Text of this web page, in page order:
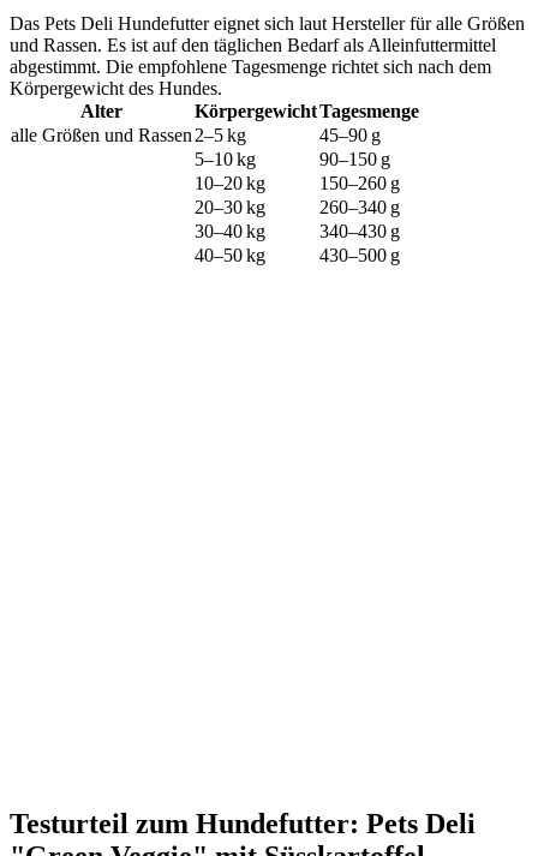
Das Pets Deli Hundefutter eignet sich laut Hersteller für alle Größen
und Rassen. Es ist auf den täglichen Bedarf als Alleinfuttermittel
abgestimmt. Die empfohlene Tagesmenge richtet sich nach dem
Körpergewicht des Hundes.
Alter
KörpergewichtTagesmenge
alle Größen und Rassen 2–5 kg
45–90 g
5–10 kg
90–150 g
10–20 kg
150–260 g
20–30 kg
260–340 g
30–40 kg
340–430 g
40–50 kg
430–500 g
Testurteil zum Hundefutter: Pets Deli